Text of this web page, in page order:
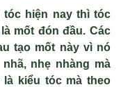
tóc hiện nay thì tóc
à mốt đón đầu. Các
tạo mốt này vì nó
nhã, nhẹ nhàng mà
là kiểu tóc mà theo